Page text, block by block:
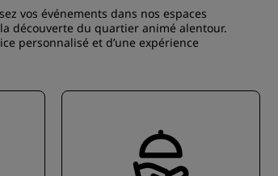
vos événements dans nos espaces
découverte du quartier animé alentour.
personnalisé et d’une expérience